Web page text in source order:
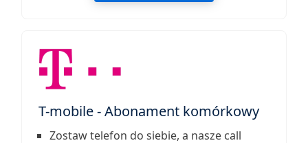
T-mobile - Abonament komórkowy
Zostaw telefon do siebie, a nasze call